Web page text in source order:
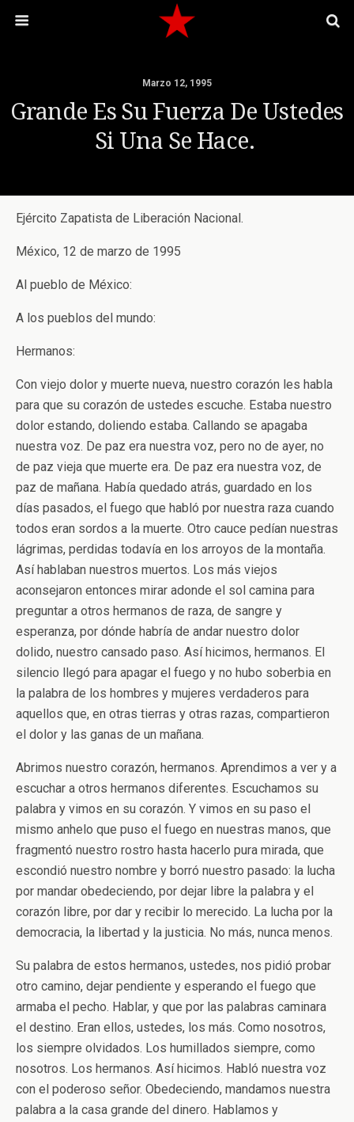
Marzo 12, 1995
Grande Es Su Fuerza De Ustedes
Si Una Se Hace.
Ejército Zapatista de Liberación Nacional.
México, 12 de marzo de 1995
Al pueblo de México:
A los pueblos del mundo:
Hermanos:
Con viejo dolor y muerte nueva, nuestro corazón les habla
para que su corazón de ustedes escuche. Estaba nuestro
dolor estando, doliendo estaba. Callando se apagaba
nuestra voz. De paz era nuestra voz, pero no de ayer, no
de paz vieja que muerte era. De paz era nuestra voz, de
paz de mañana. Había quedado atrás, guardado en los
días pasados, el fuego que habló por nuestra raza cuando
todos eran sordos a la muerte. Otro cauce pedían nuestras
lágrimas, perdidas todavía en los arroyos de la montaña.
Así hablaban nuestros muertos. Los más viejos
aconsejaron entonces mirar adonde el sol camina para
preguntar a otros hermanos de raza, de sangre y
esperanza, por dónde habría de andar nuestro dolor
dolido, nuestro cansado paso. Así hicimos, hermanos. El
silencio llegó para apagar el fuego y no hubo soberbia en
la palabra de los hombres y mujeres verdaderos para
aquellos que, en otras tierras y otras razas, compartieron
el dolor y las ganas de un mañana.
Abrimos nuestro corazón, hermanos. Aprendimos a ver y a
escuchar a otros hermanos diferentes. Escuchamos su
palabra y vimos en su corazón. Y vimos en su paso el
mismo anhelo que puso el fuego en nuestras manos, que
fragmentó nuestro rostro hasta hacerlo pura mirada, que
escondió nuestro nombre y borró nuestro pasado: la lucha
por mandar obedeciendo, por dejar libre la palabra y el
corazón libre, por dar y recibir lo merecido. La lucha por la
democracia, la libertad y la justicia. No más, nunca menos.
Su palabra de estos hermanos, ustedes, nos pidió probar
otro camino, dejar pendiente y esperando el fuego que
armaba el pecho. Hablar, y que por las palabras caminara
el destino. Eran ellos, ustedes, los más. Como nosotros,
los siempre olvidados. Los humillados siempre, como
nosotros. Los hermanos. Así hicimos. Habló nuestra voz
con el poderoso señor. Obedeciendo, mandamos nuestra
palabra a la casa grande del dinero. Hablamos y